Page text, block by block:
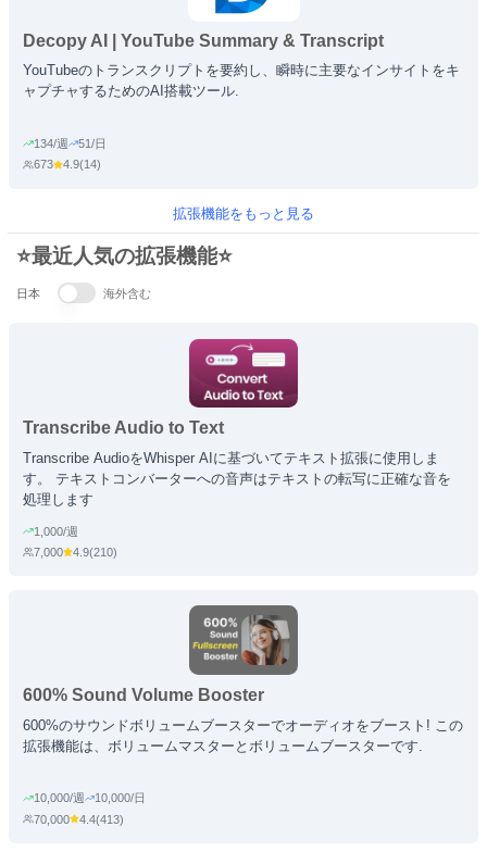
Decopy AI | YouTube Summary & Transcript
Generator
YouTubeのトランスクリプトを要約し、瞬時に主要なインサイトをキ
ャプチャするためのAI搭載ツール.
134/週
51/日
673
4.9(14)
拡張機能をもっと見る
⭐最近人気の拡張機能⭐
日本 海外含む
Transcribe Audio to Text
Transcribe AudioをWhisper AIに基づいてテキスト拡張に使用しま
す。 テキストコンバーターへの音声はテキストの転写に正確な音を
処理します
1,000/週
7,000
4.9(210)
600% Sound Volume Booster
600%のサウンドボリュームブースターでオーディオをブースト! この
拡張機能は、ボリュームマスターとボリュームブースターです.
10,000/週
10,000/日
70,000
4.4(413)